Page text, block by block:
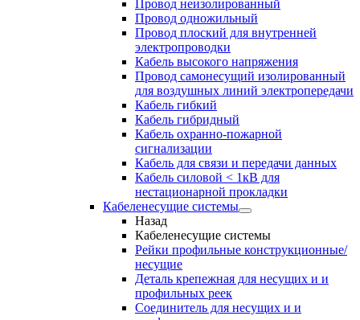
Провод неизолированный
Провод одножильный
Провод плоский для внутренней
электропроводки
Кабель высокого напряжения
Провод самонесущий изолированный
для воздушных линий электропередачи
Кабель гибкий
Кабель гибридный
Кабель охранно-пожарной
сигнализации
Кабель для связи и передачи данных
Кабель силовой < 1кВ для
нестационарной прокладки
Кабеленесущие системы
Назад
Кабеленесущие системы
Рейки профильные конструкционные/
несущие
Деталь крепежная для несущих и и
профильных реек
Соединитель для несущих и и